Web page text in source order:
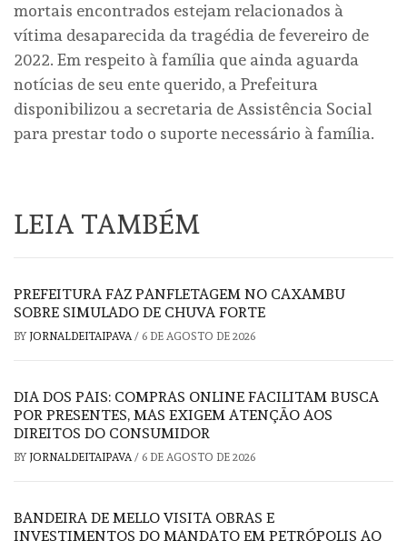
mortais encontrados estejam relacionados à
vítima desaparecida da tragédia de fevereiro de
2022. Em respeito à família que ainda aguarda
notícias de seu ente querido, a Prefeitura
disponibilizou a secretaria de Assistência Social
para prestar todo o suporte necessário à família.
LEIA TAMBÉM
PREFEITURA FAZ PANFLETAGEM NO CAXAMBU
SOBRE SIMULADO DE CHUVA FORTE
BY JORNALDEITAIPAVA/ 6 DE AGOSTO DE 2026
DIA DOS PAIS: COMPRAS ONLINE FACILITAM BUSCA
POR PRESENTES, MAS EXIGEM ATENÇÃO AOS
DIREITOS DO CONSUMIDOR
BY JORNALDEITAIPAVA/ 6 DE AGOSTO DE 2026
BANDEIRA DE MELLO VISITA OBRAS E
INVESTIMENTOS DO MANDATO EM PETRÓPOLIS AO